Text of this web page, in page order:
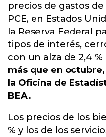
precios de gastos
PCE, en Estados
la Reserva Federal
tipos de interés,
con un alza de 2,4 %
más que en
la Oficina de
BEA.
Los precios de los
% y los de los